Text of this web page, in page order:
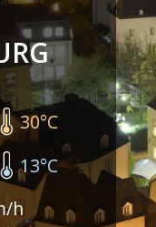
30°C
13°C
h